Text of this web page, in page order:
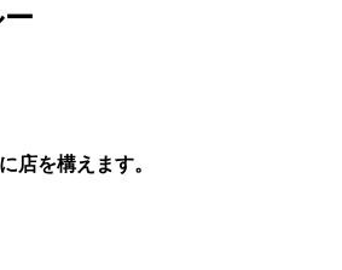
店を構えます。